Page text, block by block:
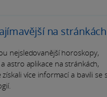
na stránkách
nejsledovanější horoskopy,
astro aplikace na stránkách,
získali více informací a bavili se